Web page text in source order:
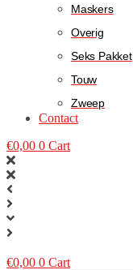
Maskers
Overig
Seks Pakket
Touw
Zweep
Contact
€0,00 0 Cart
€0,00 0 Cart